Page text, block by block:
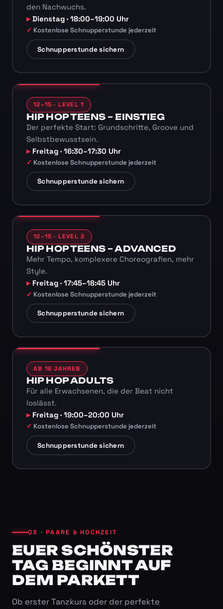
den Nachwuchs.
Dienstag · 18:00–19:00 Uhr
Kostenlose Schnupperstunde jederzeit
Schnupperstunde sichern
12–15 · LEVEL 1
HIP HOP TEENS – EINSTIEG
Der perfekte Start: Grundschritte, Groove und
Selbstbewusstsein.
Freitag · 16:30–17:30 Uhr
Kostenlose Schnupperstunde jederzeit
Schnupperstunde sichern
12–15 · LEVEL 2
HIP HOP TEENS – ADVANCED
Mehr Tempo, komplexere Choreografien, mehr
Style.
Freitag · 17:45–18:45 Uhr
Kostenlose Schnupperstunde jederzeit
Schnupperstunde sichern
AB 16 JAHREN
HIP HOP ADULTS
Für alle Erwachsenen, die der Beat nicht
loslässt.
Freitag · 19:00–20:00 Uhr
Kostenlose Schnupperstunde jederzeit
Schnupperstunde sichern
03 · PAARE & HOCHZEIT
EUER SCHÖNSTER
TAG BEGINNT AUF
DEM PARKETT
Ob erster Tanzkurs oder der perfekte